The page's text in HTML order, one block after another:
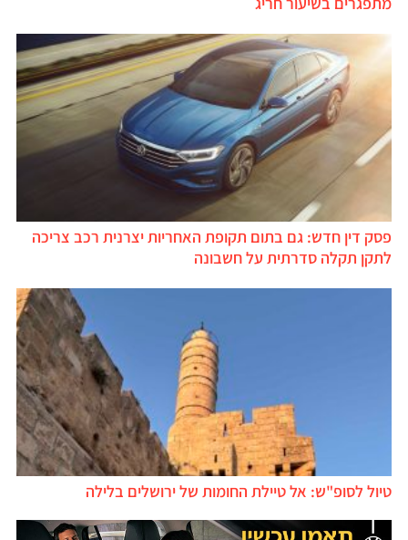
פסק דין חדש: גם בתום תקופת האחריות יצרנית רכב צריכה
לתקן תקלה סדרתית על חשבונה
טיול לסופ"ש: אל טיילת החומות של ירושלים בלילה